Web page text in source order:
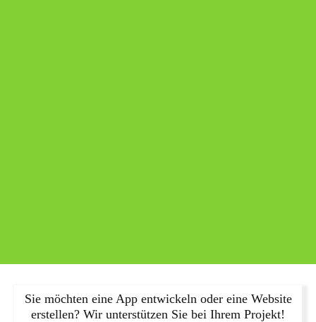
Sie möchten eine App entwickeln oder eine Website
erstellen? Wir unterstützen Sie bei Ihrem Projekt!